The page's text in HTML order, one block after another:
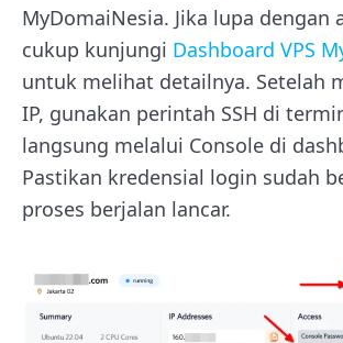
MyDomaiNesia. Jika lupa dengan
cukup kunjungi Dashboard VPS
untuk melihat detailnya. Setelah
IP, gunakan perintah SSH di
langsung melalui Console di
Pastikan kredensial login sudah
proses berjalan lancar.